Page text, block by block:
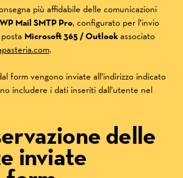
più affidabile delle comunicazioni
WP Mail SMTP Pro, configurato per l’invio
Microsoft 365 / Outlookassociato
.
form vengono inviate all’indirizzo indicato
includere i dati inseriti dall’utente nel
delle
inviate